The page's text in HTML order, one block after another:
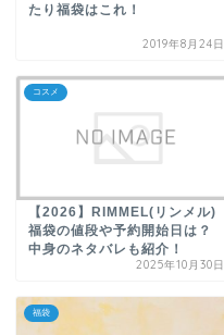
たり福袋はこれ！
2019年8月24日
コスメ
【2026】RIMMEL(リンメル)
福袋の値段や予約開始日は？
中身のネタバレも紹介！
2025年10月30日
福袋